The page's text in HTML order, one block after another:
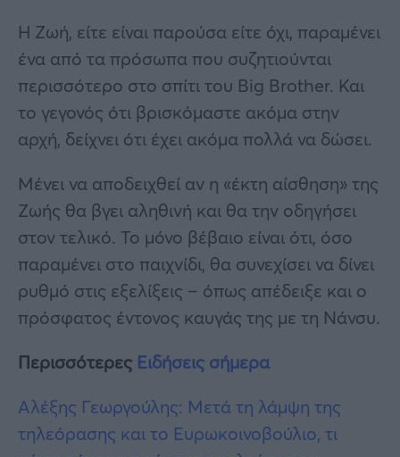
Η Ζωή, είτε είναι παρούσα είτε όχι, παραμένει
ένα από τα πρόσωπα που συζητιούνται
περισσότερο στο σπίτι του Big Brother. Και
το γεγονός ότι βρισκόμαστε ακόμα στην
αρχή, δείχνει ότι έχει ακόμα πολλά να δώσει.
Μένει να αποδειχθεί αν η «έκτη αίσθηση» της
Ζωής θα βγει αληθινή και θα την οδηγήσει
στον τελικό. Το μόνο βέβαιο είναι ότι, όσο
παραμένει στο παιχνίδι, θα συνεχίσει να δίνει
ρυθμό στις εξελίξεις – όπως απέδειξε και ο
πρόσφατος έντονος καυγάς της με τη Νάνσυ.
Περισσότερες Ειδήσεις σήμερα
Αλέξης Γεωργούλης: Μετά τη λάμψη της
τηλεόρασης και το Ευρωκοινοβούλιο, τι